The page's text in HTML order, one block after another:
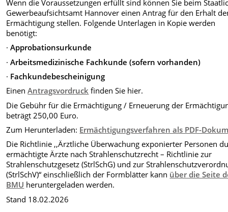
Wenn die Voraussetzungen erfüllt sind können Sie beim
Gewerbeaufsichtsamt Hannover einen Antrag für den Erhalt
Ermächtigung stellen. Folgende Unterlagen in Kopie werden
benötigt:
·Approbationsurkunde
·Arbeitsmedizinische Fachkunde (sofern vorhanden)
· Fachkundebescheinigung
EinenAntragsvordruck finden Sie hier.
Die Gebühr für die Ermächtigung / Erneuerung der
beträgt 250,00 Euro.
Zum Herunterladen: Ermächtigungsverfahren als PDF-
Die Richtlinie ,,Ärztliche Überwachung exponierter Personen
ermächtigte Ärzte nach Strahlenschutzrecht – Richtlinie zur
Strahlenschutzgesetz (StrlSchG) und zur
(StrlSchV)“ einschließlich der Formblätter kann über die Seite
BMU heruntergeladen werden.
Stand 18.02.2026